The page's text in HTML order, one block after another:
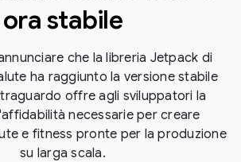
ora stabile
che la libreria Jetpack di
ha raggiunto la versione stabile
traguardo offre agli sviluppatori la
necessarie per creare
e fitness pronte per la produzione
su larga scala.